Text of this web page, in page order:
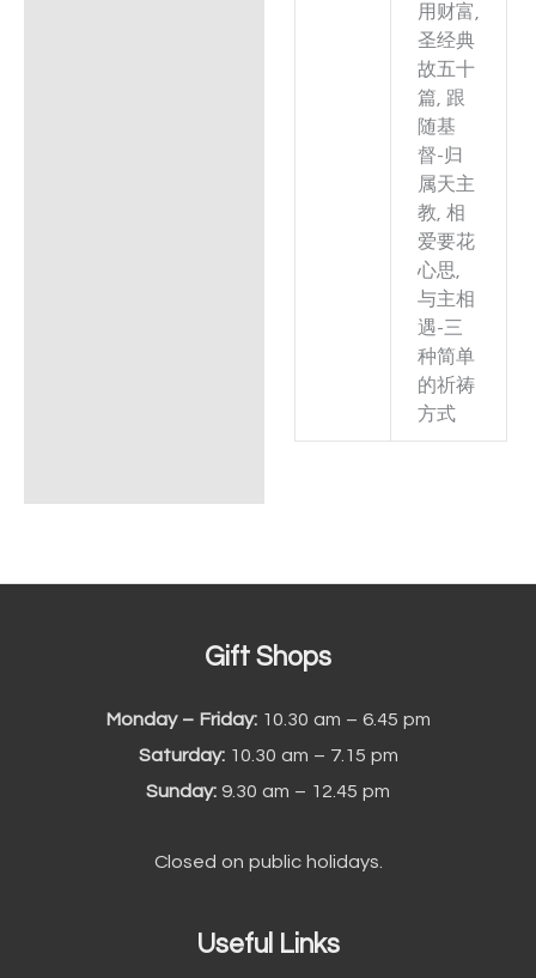
用财富,
圣经典
故五十
篇, 跟
随基
督-归
属天主
教, 相
爱要花
心思,
与主相
遇-三
种简单
的祈祷
方式
Gift Shops
Monday – Friday: 10.30 am – 6.45 pm
Saturday:10.30 am – 7.15 pm
Sunday: 9.30 am – 12.45 pm
Closed on public holidays.
Useful Links